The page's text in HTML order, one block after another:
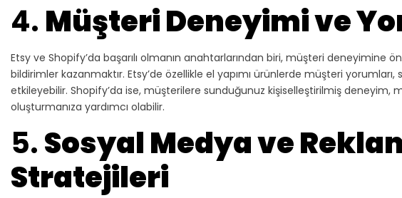
4. Müşteri Deneyimi ve
Etsy ve Shopify’da başarılı olmanın anahtarlarından biri, müşteri deneyimine
bildirimler kazanmaktır. Etsy’de özellikle el yapımı ürünlerde müşteri yorumları,
etkileyebilir. Shopify’da ise, müşterilere sunduğunuz kişiselleştirilmiş deneyim,
oluşturmanıza yardımcı olabilir.
5.Sosyal Medya ve
Stratejileri